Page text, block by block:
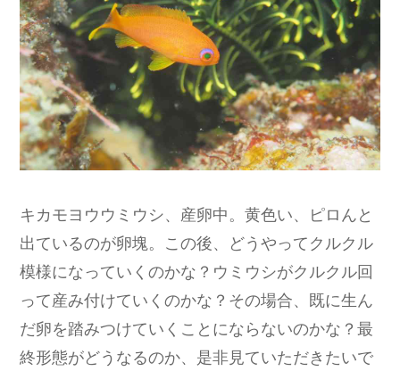
キカモヨウウミウシ、産卵中。黄色い、ピロんと
出ているのが卵塊。この後、どうやってクルクル
模様になっていくのかな？ウミウシがクルクル回
って産み付けていくのかな？その場合、既に生ん
だ卵を踏みつけていくことにならないのかな？最
終形態がどうなるのか、是非見ていただきたいで